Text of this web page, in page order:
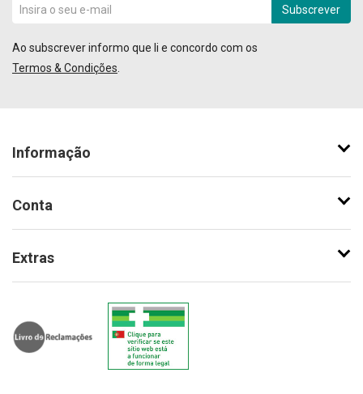
Subscrever
Ao subscrever informo que li e concordo com os
Termos & Condições
Informação
Conta
Extras